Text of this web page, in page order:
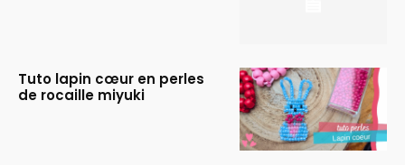
Tuto lapin cœur en perles
de rocaille miyuki